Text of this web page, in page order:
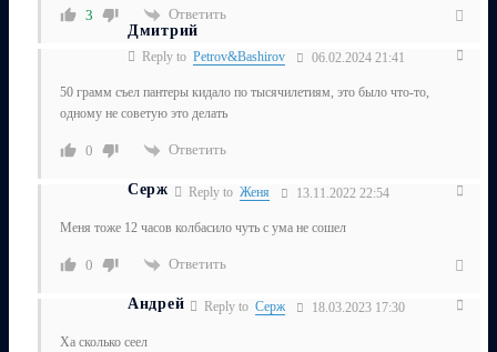
3
Ответить
Дмитрий
Reply to Petrov&Bashirov 06.02.2024 21:41
50 грамм съел пантеры кидало по тысячилетиям, это было что-то,
одному не советую это делать
0 Ответить
Серж Reply to Женя 13.11.2022 22:54
Меня тоже 12 часов колбасило чуть с ума не сошел
0 Ответить
Андрей Reply toСерж 18.03.2023 17:30
Ха сколько сеел